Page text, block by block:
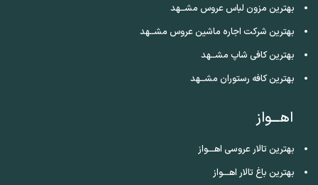
بهترین مزون لباس عروس مشــهد
بهترین شرکت اجاره ماشین عروس مشــهد
بهترین کافی شاپ مشــهد
بهترین کافه رستوران مشــهد
اهـــواز
بهترین تالار عروسی اهـــواز
بهترین باغ تالار اهـــواز